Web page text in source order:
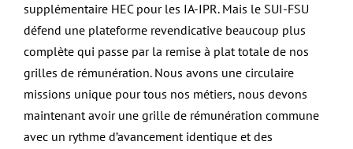
supplémentaire HEC pour les IA-IPR. Mais le SUI-FSU
défend une plateforme revendicative beaucoup plus
complète qui passe par la remise à plat totale de nos
grilles de rémunération. Nous avons une circulaire
missions unique pour tous nos métiers, nous devons
maintenant avoir une grille de rémunération commune
avec un rythme d’avancement identique et des